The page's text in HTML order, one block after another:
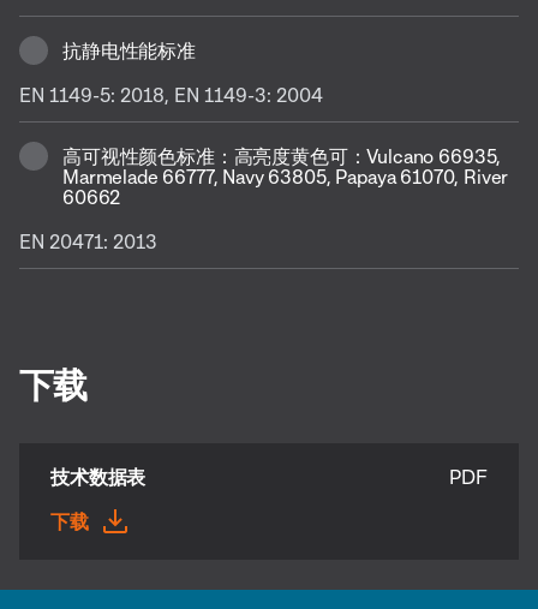
抗静电性能标准
EN 1149-5: 2018, EN 1149-3: 2004
高可视性颜色标准：高亮度黄色可：Vulcano 66935,
Marmelade 66777, Navy 63805, Papaya 61070, River
60662
EN 20471: 2013
下载
技术数据表
PDF
下载